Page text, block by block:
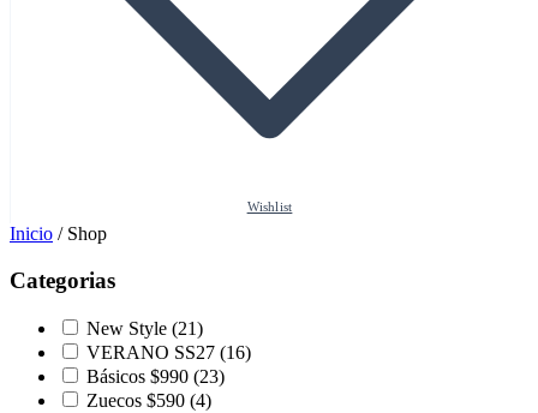
Wishlist
Inicio / Shop
Categorias
New Style (21)
VERANO SS27 (16)
Básicos $990 (23)
Zuecos $590 (4)